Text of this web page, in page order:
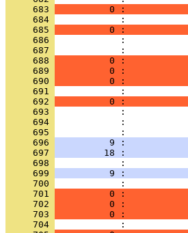
     683
0 :
     684
     685
0 :
     686
     687
     688
0 :
     689
0 :
     690
0 :
     691
     692
0 :
     693
     694
     695
     696
9 :
     697
18 :
     698
     699
9 :
     700
     701
0 :
     702
0 :
     703
0 :
     704